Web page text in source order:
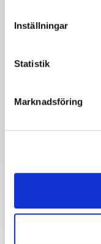
Inställningar
Statistik
Marknadsföring
Företag eller
Info om ditt